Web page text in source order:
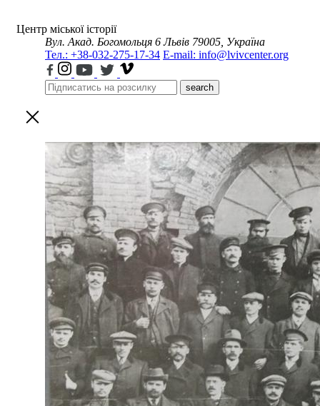
Центр міської історії
Вул. Акад. Богомольця 6 Львів 79005, Україна
Тел.: +38-032-275-17-34 E-mail: info@lvivcenter.org
search